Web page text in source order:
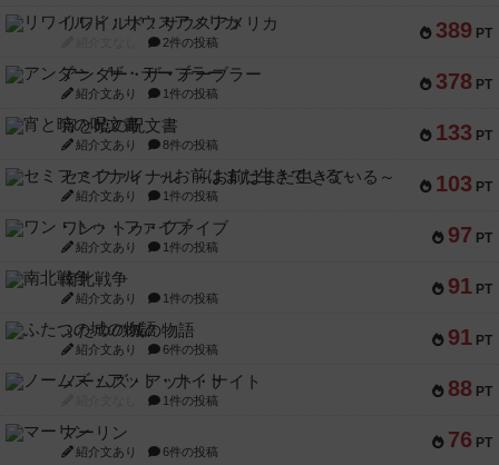
389 PT
リワイルド：サウスアメリカ
2件の投稿
378 PT
アンダー・ザ・テーブラー
紹介文あり 1件の投稿
133 PT
宵と暁の呪文書
紹介文あり 8件の投稿
103 PT
セミファイナル ～お前はまだ生きている～
紹介文あり 1件の投稿
97 PT
ワン・トゥ・ファイブ
紹介文あり 1件の投稿
91 PT
南北戦争
紹介文あり 1件の投稿
91 PT
ふたつの城の物語
紹介文あり 6件の投稿
88 PT
ノームズ・アット・ナイト
1件の投稿
76 PT
マーリン
紹介文あり 6件の投稿